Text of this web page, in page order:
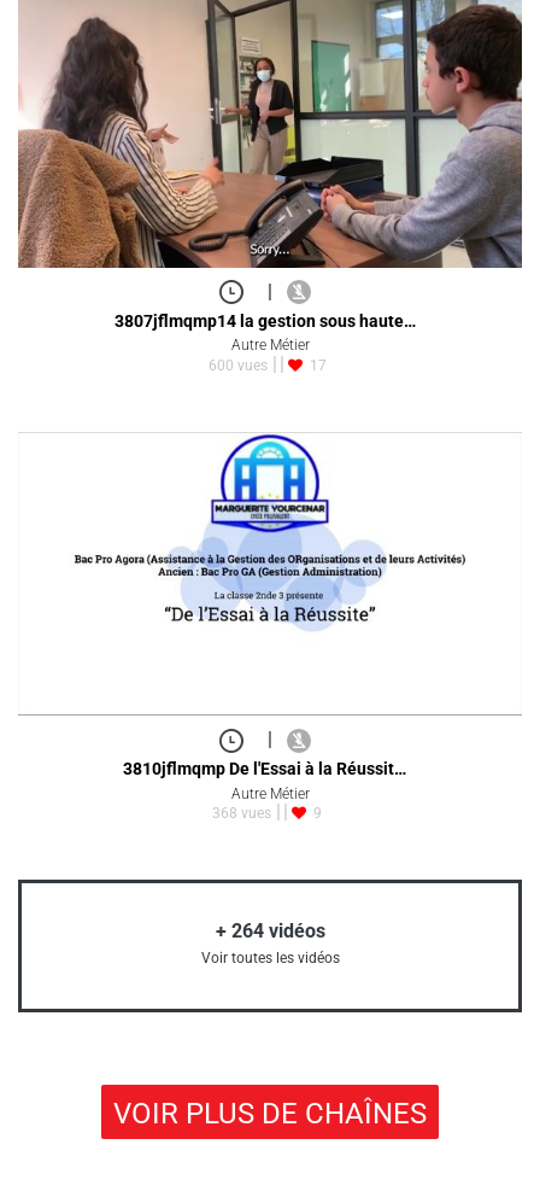
|
3807jflmqmp14 la gestion sous haute…
Autre Métier
600 vues
17
3810jflmqmp De l'Essai à la Réussit…
Autre Métier
368 vues
9
+ 264vidéos
Voir toutes les vidéos
VOIR PLUS DE CHAÎNES